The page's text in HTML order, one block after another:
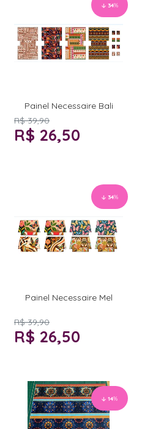
34%
Painel Necessaire Bali
R$ 39,90
R$ 26,50
34%
Painel Necessaire Mel
R$ 39,90
R$ 26,50
14%